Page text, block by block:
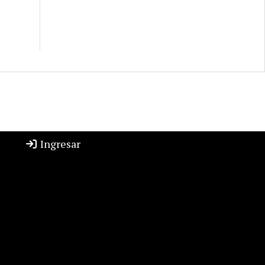
Ingresar